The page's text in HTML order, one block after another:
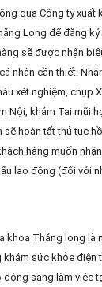
qua Công ty xuất
Long để đăng
sẽ được nhận
nhân cần thiết.
xét nghiệm, chụp
Nội, khám Tai mũi
sẽ hoàn tất thủ tục
hàng muốn
lao động (đối với
khoa Thăng long là
khám sức khỏe điện
động sang làm việc